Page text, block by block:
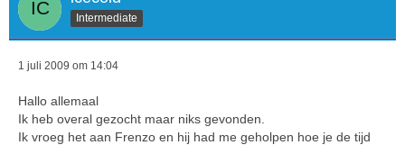
Intermediate
1 juli 2009 om 14:04
Hallo allemaal
Ik heb overal gezocht maar niks gevonden.
Ik vroeg het aan Frenzo en hij had me geholpen hoe je de tijd